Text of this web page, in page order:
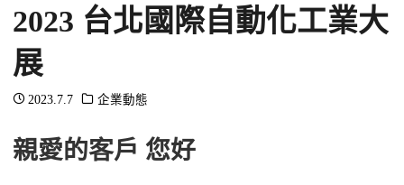
2023 台北國際自動化工業大
展
2023.7.7 企業動態
親愛的客戶 您好